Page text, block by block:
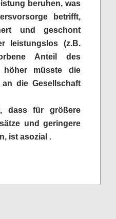
beruhen, was
betrifft,
und geschont
leistungslos (z.B.
Anteil des
müsste die
die Gesellschaft
dass für größere
und geringere
ist asozial .